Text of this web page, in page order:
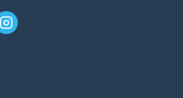
Facebook
w serwisie YouTube
profil w serwisie Instagram